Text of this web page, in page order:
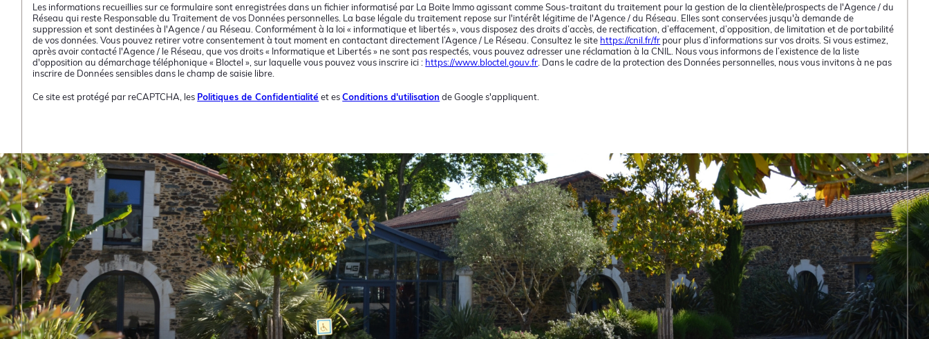
Les informations recueillies sur ce formulaire sont enregistrées dans un fichier informatisé par La Boite Immo agissant comme Sous-traitant du traitement pour la gestion de la clientèle/prospects de l'Agence / du
Réseau qui reste Responsable du Traitement de vos Données personnelles. La base légale du traitement repose sur l'intérêt légitime de l'Agence / du Réseau. Elles sont conservées jusqu'à demande de
suppression et sont destinées à l'Agence / au Réseau. Conformément à la loi « informatique et libertés », vous disposez des droits d’accès, de rectification, d’effacement, d’opposition, de limitation et de portabilité
de vos données. Vous pouvez retirer votre consentement à tout moment en contactant directement l’Agence / Le Réseau. Consultez le site https://cnil.fr/fr pour plus d’informations sur vos droits. Si vous estimez,
après avoir contacté l'Agence / le Réseau, que vos droits « Informatique et Libertés » ne sont pas respectés, vous pouvez adresser une réclamation à la CNIL. Nous vous informons de l’existence de la liste
d'opposition au démarchage téléphonique « Bloctel », sur laquelle vous pouvez vous inscrire ici : https://www.bloctel.gouv.fr . Dans le cadre de la protection des Données personnelles, nous vous invitons à ne pas
inscrire de Données sensibles dans le champ de saisie libre.
Ce site est protégé par reCAPTCHA, les Politiques de Confidentialité et esConditions d'utilisation de Google s'appliquent.